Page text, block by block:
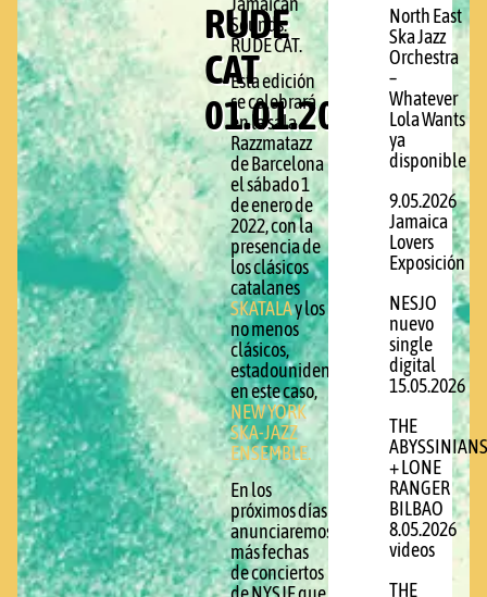
RUDE
CAT
01.01.2022
Sounds:
RUDE CAT.
Esta edición
se celebrará
en la sala
Razzmatazz
de Barcelona
el sábado 1
de enero de
2022, con la
presencia de
los clásicos
catalanes
SKATALAy los
no menos
clásicos,
estadounidenses
en este caso,
NEW YORK
SKA-JAZZ
ENSEMBLE.
En los
próximos días
anunciaremos
más fechas
de conciertos
North East
Ska Jazz
Orchestra
–
Whatever
Lola Wants
ya
disponible
9.05.2026
Jamaica
Lovers
Exposición
NESJO
nuevo
single
digital
15.05.2026
THE
ABYSSINIANS
+ LONE
RANGER
BILBAO
8.05.2026
videos
THE